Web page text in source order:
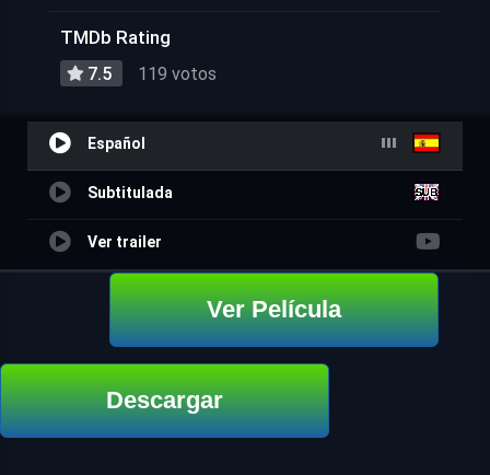
TMDb Rating
7.5 119 votos
Español
Subtitulada
Ver trailer
Ver Película
Descargar